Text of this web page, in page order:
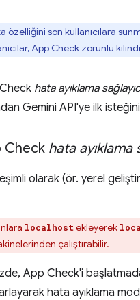
özelliğini son kullanıcılara
App Check zorunlu
hata ayıklama
Gemini API'ye ilk
Check hata ayıklama
olarak (ör. yerel
localhost ekleyerek
çalıştırabilir.
App Check'i
hata ayıklama